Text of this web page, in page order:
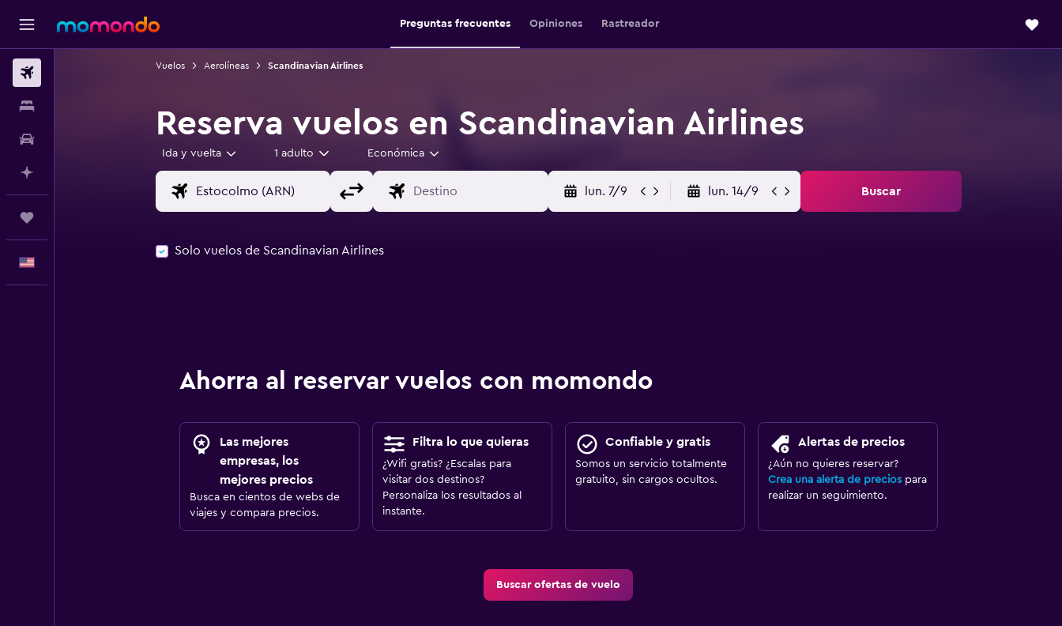
Preguntas frecuentes Opiniones Rastreador
Vuelos Aerolíneas Scandinavian Airlines
Reserva vuelos en Scandinavian Airlines
Ida y vuelta 1 adulto Económica
lun. 7/9 lun. 14/9 Buscar
Solo vuelos de Scandinavian Airlines
Ahorra al reservar vuelos con momondo
Las mejores
empresas, los
mejores precios
Busca en cientos de webs de
viajes y compara precios.
Filtra lo que quieras
¿Wifi gratis? ¿Escalas para
visitar dos destinos?
Personaliza los resultados al
instante.
Confiable y gratis
Somos un servicio totalmente
gratuito, sin cargos ocultos.
Alertas de precios
¿Aún no quieres reservar?
Crea una alerta de preciospara
realizar un seguimiento.
Buscar ofertas de vuelo